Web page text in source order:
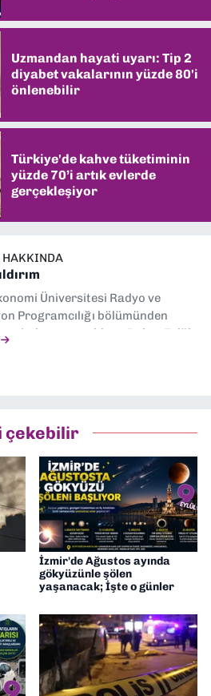
Uzmandan hayati uyarı: Tip 2
diyabet vakalarının yüzde 80'i
önlenebilir
Türkiye'de kahve tüketiminin
yüzde 70’i artık evlerde
gerçekleşiyor
HAKKINDA
Üniversitesi Radyo ve
Programcılığı bölümünden
mezun oldum. Dokuz Eylül
görevini de üstleniyorum.
çekebilir
İzmir'de Ağustos ayında
gökyüzünle şölen
yaşanacak; İşte o günler